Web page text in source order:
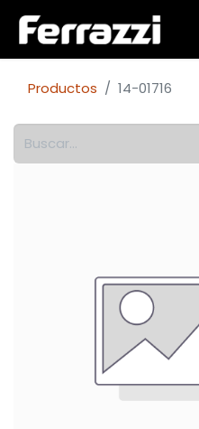
Productos 14-01716